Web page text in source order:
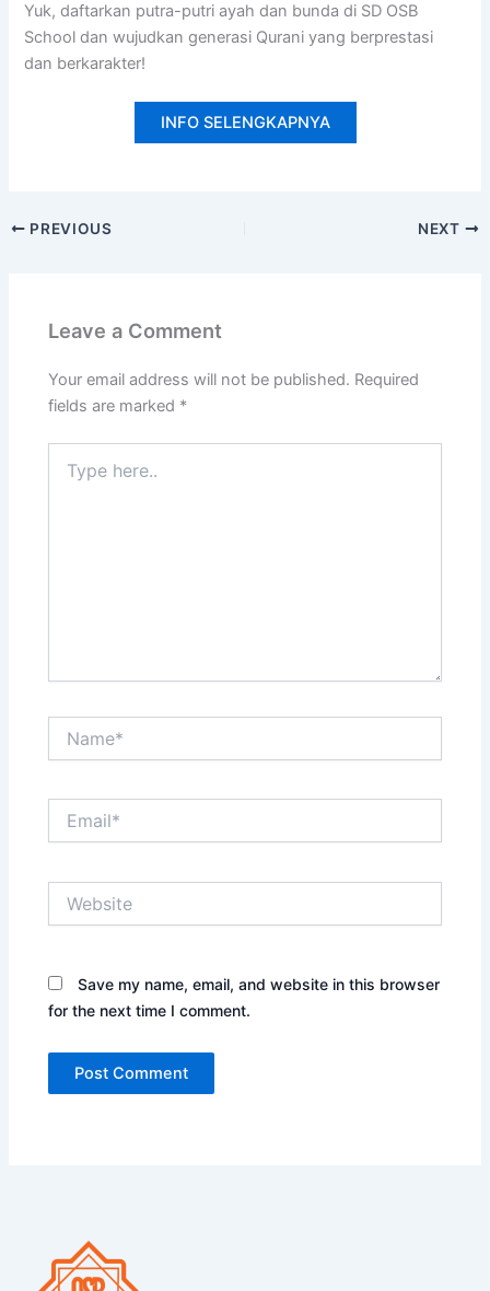
Yuk, daftarkan putra-putri ayah dan bunda di SD OSB
School dan wujudkan generasi Qurani yang berprestasi
dan berkarakter!
INFO SELENGKAPNYA
PREVIOUS NEXT
Leave a Comment
Your email address will not be published. Required
fields are marked *
here..
Save my name, email, and website in this browser
for the next time I comment.